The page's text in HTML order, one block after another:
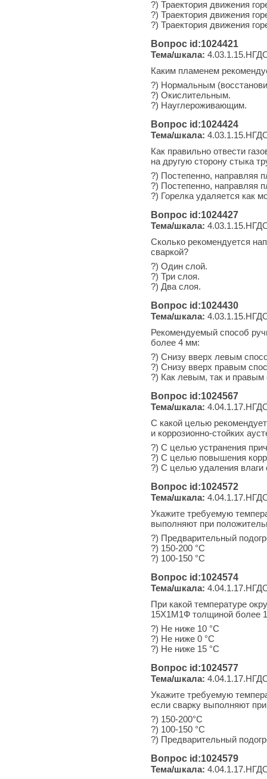
?) Траектория движения
?) Траектория движения
?) Траектория движения
Вопрос id:1024421
Тема/шкала:
Каким пламенем
?) Нормальным
?) Окислительным.
?) Науглероживающим.
Вопрос id:1024424
Тема/шкала:
Как правильно отвести
на другую сторону стыка
?) Постепенно, направляя
?) Постепенно, направляя
?) Горелка удаляется как
Вопрос id:1024427
Тема/шкала:
Сколько рекомендуется
сваркой?
?) Один слой.
?) Три слоя.
?) Два слоя.
Вопрос id:1024430
Тема/шкала:
Рекомендуемый способ
более 4 мм:
?) Снизу вверх левым
?) Снизу вверх правым
?) Как левым, так и правым
Вопрос id:1024567
Тема/шкала:
С какой целью
и коррозионно-стойких
?) С целью устранения
?) С целью повышения
?) С целью удаления влаги
Вопрос id:1024572
Тема/шкала:
Укажите требуемую
выполняют при
?) Предварительный
?) 150-200 °С
?) 100-150 °С
Вопрос id:1024574
Тема/шкала:
При какой температуре
15Х1М1Ф толщиной более
?) Не ниже 10 °С
?) Не ниже 0 °С
?) Не ниже 15 °С
Вопрос id:1024577
Тема/шкала:
Укажите требуемую
если сварку выполняют
?) 150-200°С
?) 100-150 °С
?) Предварительный
Вопрос id:1024579
Тема/шкала: